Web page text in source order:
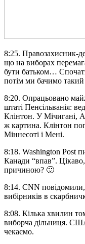
8:25. Правозахисник-
що на виборах
бути батьком…
потім ми бачимо такий
8:20. Опрацьовано
штаті Пенсільванія:
Клінтон. У Мічигані,
ж картина. Клінтон
Міннесоті і Мені.
8:18. Washington Post
Канади “впав”.
причиною? 🙂
8:14. CNN
вибірників в
8:08. Кілька хвилин
виборча дільниця.
чекаємо.